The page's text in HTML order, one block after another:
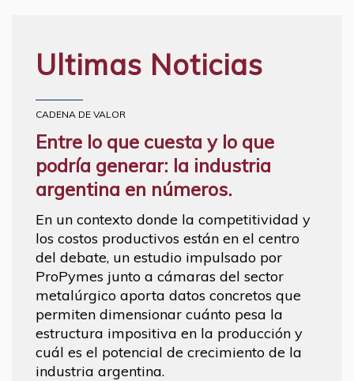
Ultimas Noticias
CADENA DE VALOR
Entre lo que cuesta y lo que
podría generar: la industria
argentina en números.
En un contexto donde la competitividad y
los costos productivos están en el centro
del debate, un estudio impulsado por
ProPymes junto a cámaras del sector
metalúrgico aporta datos concretos que
permiten dimensionar cuánto pesa la
estructura impositiva en la producción y
cuál es el potencial de crecimiento de la
industria argentina.